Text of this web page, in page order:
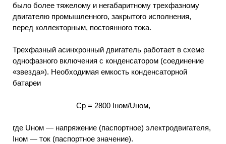
было более тяжелому и негабаритному трехфазному
двигателю промышленного, закрытого исполнения,
перед коллекторным, постоянного тока.
Трехфазный асинхронный двигатель работает в схеме
однофазного включения с конденсатором (соединение
«звезда»). Необходимая емкость конденсаторной
батареи
Ср = 2800 Iном/Uном,
где Uном — напряжение (паспортное) электродвигателя,
Іном — ток (паспортное значение).